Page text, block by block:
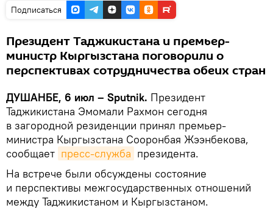
Подписаться
Президент Таджикистана и премьер-
министр Кыргызстана поговорили о
перспективах сотрудничества обеих стран
ДУШАНБЕ, 6 июл – Sputnik. Президент
Таджикистана Эмомали Рахмон сегодня
в загородной резиденции принял премьер-
министра Кыргызстана Сооронбая Жээнбекова,
сообщает пресс-служба президента.
На встрече были обсуждены состояние
и перспективы межгосударственных отношений
между Таджикистаном и Кыргызстаном.